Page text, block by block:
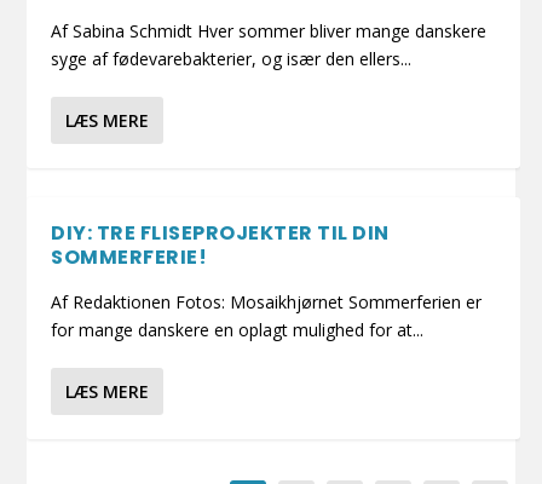
Af Sabina Schmidt Hver sommer bliver mange danskere
syge af fødevarebakterier, og især den ellers...
LÆS MERE
DIY: TRE FLISEPROJEKTER TIL DIN
SOMMERFERIE!
Af Redaktionen Fotos: Mosaikhjørnet Sommerferien er
for mange danskere en oplagt mulighed for at...
LÆS MERE